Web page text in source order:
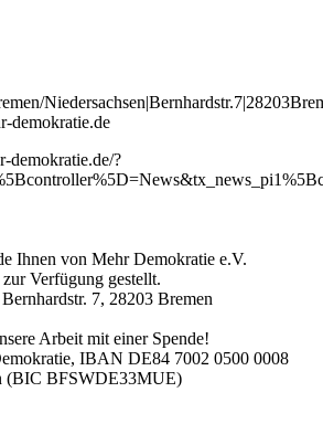
/Niedersachsen|Bernhardstr.7|28203
-demokratie.de
demokratie.de/?
Ihnen von Mehr Demokratie e.V.
Verfügung gestellt.
7, 28203 Bremen
Arbeit mit einer Spende!
IBAN DE84 7002 0500 0008
(BIC BFSWDE33MUE)